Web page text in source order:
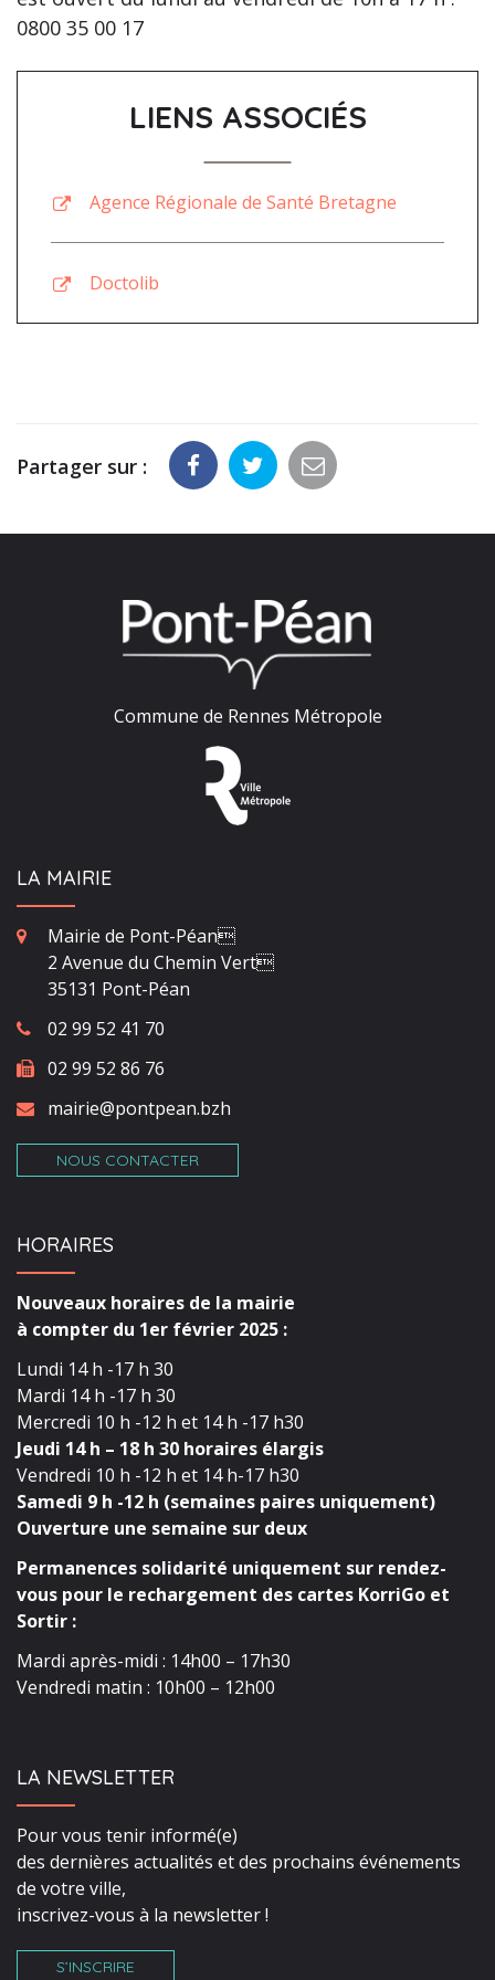
0800 35 00 17
LIENS ASSOCIÉS
Agence Régionale de Santé Bretagne
Doctolib
Partager sur :
Commune de Rennes Métropole
LA MAIRIE
Mairie de Pont-Péan
2 Avenue du Chemin Vert
35131 Pont-Péan
02 99 52 41 70
02 99 52 86 76
mairie@pontpean.bzh
NOUS CONTACTER
HORAIRES
Nouveaux horaires de la mairie
à compter du 1er février 2025 :
Lundi 14 h -17 h 30
Mardi 14 h -17 h 30
Mercredi 10 h -12 h et 14 h -17 h30
Jeudi 14 h – 18 h 30 horaires élargis
Vendredi 10 h -12 h et 14 h-17 h30
Samedi 9 h -12 h (semaines paires uniquement)
Ouverture une semaine sur deux
Permanences solidarité uniquement sur rendez-
vous pour le rechargement des cartes KorriGo et
Sortir :
Mardi après-midi : 14h00 – 17h30
Vendredi matin : 10h00 – 12h00
LA NEWSLETTER
Pour vous tenir informé(e)
des dernières actualités et des prochains événements
de votre ville,
inscrivez-vous à la newsletter !
S’INSCRIRE